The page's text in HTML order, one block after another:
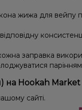
жижа для вейпу
заправка
на Hookah Market
сайті.